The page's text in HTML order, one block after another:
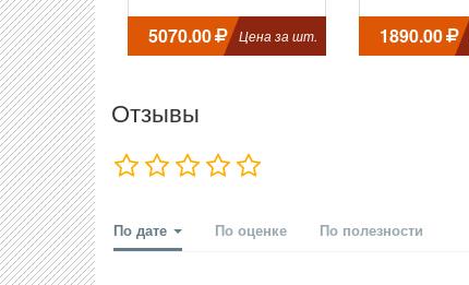
5070.00 Цена за шт. 1890.00
Отзывы
По дате По оценке По полезности